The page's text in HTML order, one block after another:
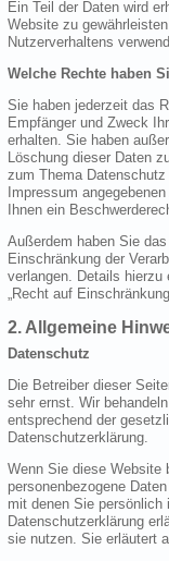
Ein Teil der Daten wird
Website zu
Nutzerverhaltens
Welche Rechte haben
Sie haben jederzeit das
Empfänger und Zweck
erhalten. Sie haben
Löschung dieser Daten
zum Thema
Impressum
Ihnen ein
Außerdem haben Sie
Einschränkung der
verlangen. Details hierzu
„Recht auf
2. Allgemeine
Datenschutz
Die Betreiber dieser
sehr ernst. Wir
entsprechend der
Datenschutzerklärung.
Wenn Sie diese Website
personenbezogene
mit denen Sie persönlich
Datenschutzerklärung
sie nutzen. Sie erläutert